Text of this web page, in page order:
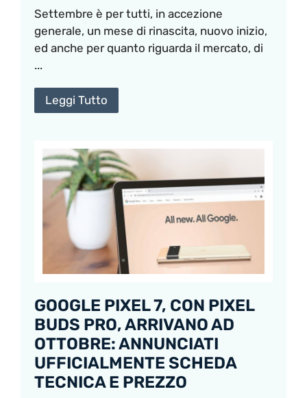
Settembre è per tutti, in accezione
generale, un mese di rinascita, nuovo inizio,
ed anche per quanto riguarda il mercato, di
...
Leggi Tutto
GOOGLE PIXEL 7, CON PIXEL
BUDS PRO, ARRIVANO AD
OTTOBRE: ANNUNCIATI
UFFICIALMENTE SCHEDA
TECNICA E PREZZO